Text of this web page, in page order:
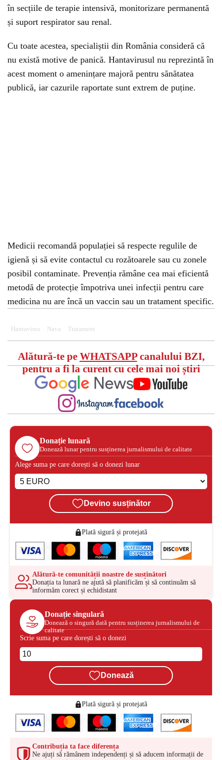
în secțiile de terapie intensivă, monitorizare permanentă
și suport respirator sau renal.
Cu toate acestea, specialiștii din România consideră că
nu există motive de panică. Hantavirusul nu reprezintă în
acest moment o amenințare majoră pentru sănătatea
publică, iar cazurile raportate sunt extrem de puține.
Medicii recomandă populației să respecte regulile de
igienă și să evite contactul cu rozătoarele sau cu zonele
posibil contaminate. Prevenția rămâne cea mai eficientă
metodă de protecție împotriva unei infecții pentru care
medicina nu are încă un vaccin sau un tratament specific.
Hantavirus Nava Tratament
Alătură-te pe WHATSAPPcanalului BZI,
pentru a fi la curent cu cele mai noi știri
Donație lunară
Donează lunar pentru susținerea jurnalismului de calitate
Alege suma pe care dorești să o donezi lunar
Devino susținător
Plată sigură și protejată
Alătură-te comunității noastre de susținători
Donația ta lunară ne ajută să planificăm și să continuăm să
informăm corect și echidistant
Donație singulară
Donează o singură dată pentru susținerea jurnalismului de
calitate
Scrie suma pe care dorești să o donezi
Donează
Plată sigură și protejată
Contribuția ta face diferența
Ne ajuți să rămânem independenți și să aducem informații de